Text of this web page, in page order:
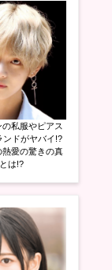
私服やピアス
ンドがヤバイ!?
熱愛の驚きの真
は!?